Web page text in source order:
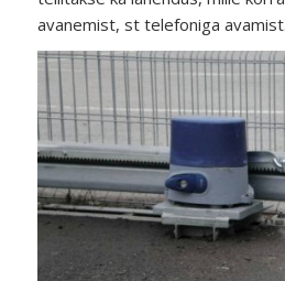
avanemist, st telefoniga avamist.